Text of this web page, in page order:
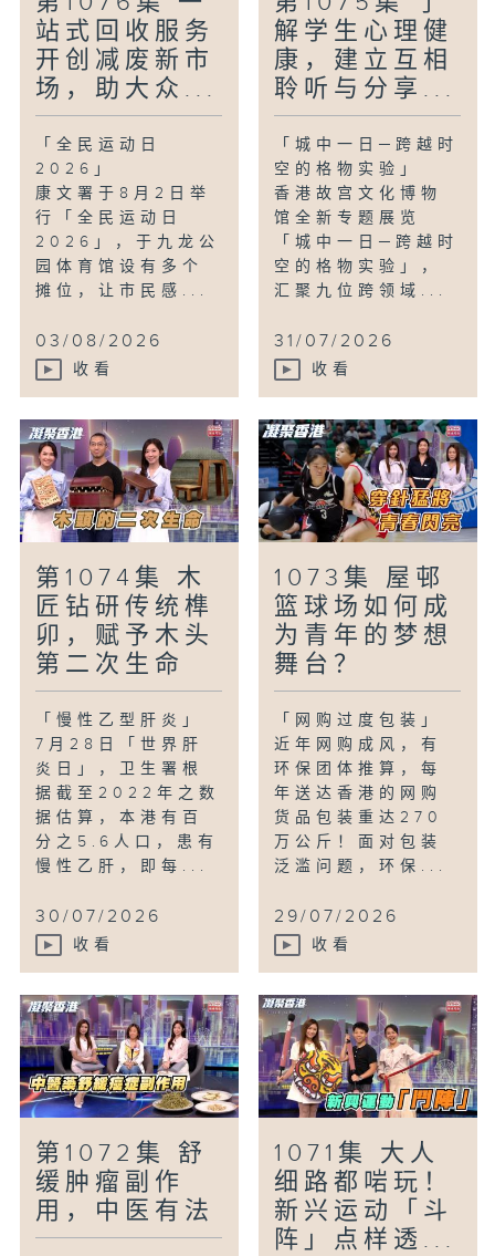
站式回收服务
开创减废新市
场，助大众...
「全民运动日
2026」
康文署于8月2日举
行「全民运动日
2026」，于九龙公
园体育馆设有多个
摊位，让市民感...
03/08/2026
收看
解学生心理健
康，建立互相
聆听与分享...
「城中一日─跨越时
空的格物实验」
香港故宫文化博物
馆全新专题展览
「城中一日─跨越时
空的格物实验」，
汇聚九位跨领域...
31/07/2026
收看
第1074集 木
匠钻研传统榫
卯，赋予木头
第二次生命
「慢性乙型肝炎」
7月28日「世界肝
炎日」，卫生署根
据截至2022年之数
据估算，本港有百
分之5.6人口，患有
慢性乙肝，即每...
30/07/2026
收看
1073集 屋邨
篮球场如何成
为青年的梦想
舞台？
「网购过度包装」
近年网购成风，有
环保团体推算，每
年送达香港的网购
货品包装重达270
万公斤！面对包装
泛滥问题，环保...
29/07/2026
收看
第1072集 舒
缓肿瘤副作
用，中医有法
1071集 大人
细路都啱玩！
新兴运动「斗
阵」点样透...